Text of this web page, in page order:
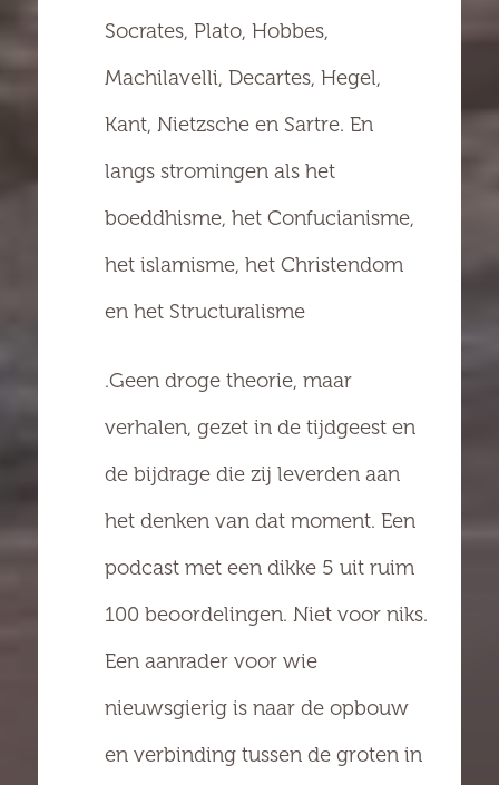
Socrates, Plato, Hobbes,
Machilavelli, Decartes, Hegel,
Kant, Nietzsche en Sartre. En
langs stromingen als het
boeddhisme, het Confucianisme,
het islamisme, het Christendom
en het Structuralisme
.Geen droge theorie, maar
verhalen, gezet in de tijdgeest en
de bijdrage die zij leverden aan
het denken van dat moment. Een
podcast met een dikke 5 uit ruim
100 beoordelingen. Niet voor niks.
Een aanrader voor wie
nieuwsgierig is naar de opbouw
en verbinding tussen de groten in